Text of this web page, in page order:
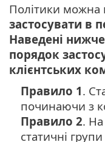
Політики можна
застосувати в
Наведені
порядок
клієнтських
Правило 1.
починаючи з
Правило 2. На
статичні